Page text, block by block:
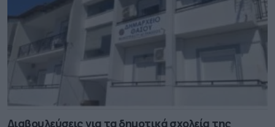
Διαβουλεύσεις για τα δημοτικά σχολεία της